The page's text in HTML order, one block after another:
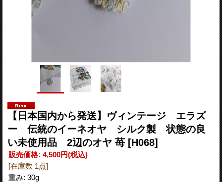
【日本国内から発送】ヴィンテージ エラズ
ー 伝統のイーネオヤ シルク製 状態の良
い未使用品 2辺のオヤ 苺 [H068]
販売価格: 4,500円(税込)
[在庫数 1点]
重み: 30g